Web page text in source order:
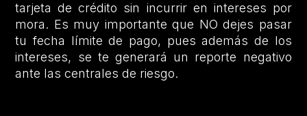
tarjeta de crédito sin incurrir en intereses por
mora. Es muy importante que NO dejes pasar
tu fecha límite de pago, pues además de los
intereses, se te generará un reporte negativo
ante las centrales de riesgo.